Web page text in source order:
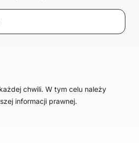
chwili. W tym celu należy
informacji prawnej.